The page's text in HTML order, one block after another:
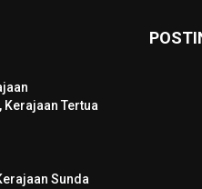
Tertua
Sunda